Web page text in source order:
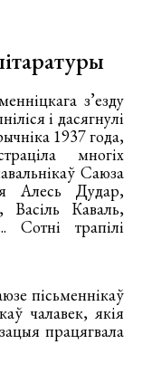
з’езду
і дасягнулі
1937 года,
многіх
Саюза
Алесь Дудар,
Васіль Каваль,
Сотні трапілі
пісьменнікаў
чалавек, якія
працягвала